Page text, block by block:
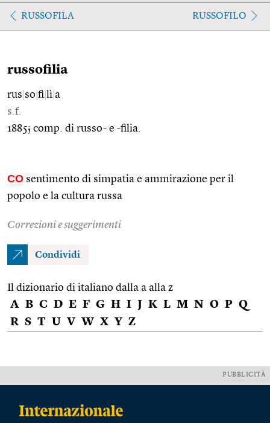
RUSSOFILA RUSSOFILO
russofilia
rus so fi lì a
s.f.
1885; comp. di russo- e -filia.
CO sentimento di simpatia e ammirazione per il
popolo e la cultura russa
Correzioni e suggerimenti
Condividi
Il dizionario di italiano dalla a alla z
A B C D E F G H I J K L M N O P Q
R S T U V W X Y Z
PUBBLICITÀ